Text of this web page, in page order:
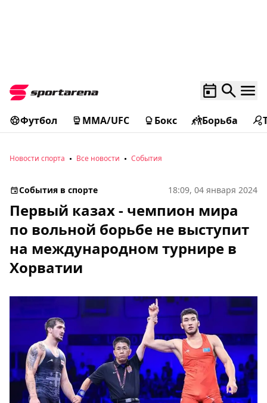
Футбол MMA/UFC Бокс Борьба
Новости спорта Все новости События
События в спорте 18:09, 04 января 2024
Первый казах - чемпион мира
по вольной борьбе не выступит
на международном турнире в
Хорватии